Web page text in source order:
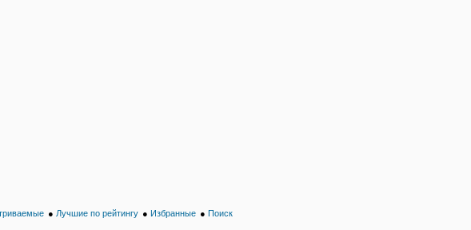
● Лучшие по рейтингу ● Избранные ● Поиск